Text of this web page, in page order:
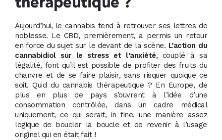
thérapeutique ?
Aujourd’hui, le cannabis tend à retrouver ses lettres de
noblesse. Le CBD, premièrement, a permis un retour
en force du sujet sur le devant de la scène. L’action du
cannabidiol sur le stress et l’anxiété, couplé à sa
légalité, font qu’il est possible de profiter des fruits du
chanvre et de se faire plaisir, sans risquer quoique ce
soit. Quid du cannabis thérapeutique ? En Europe, de
plus en plus de pays s’ouvrent à l’idée d’une
consommation contrôlée, dans un cadre médical
uniquement, ce qui serait, in fine, une manière assez
logique de boucler la boucle et de revenir à l’usage
originel qui en était fait !